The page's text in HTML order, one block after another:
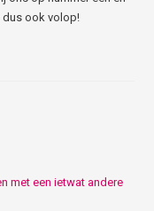
dus ook volop!
met een ietwat andere